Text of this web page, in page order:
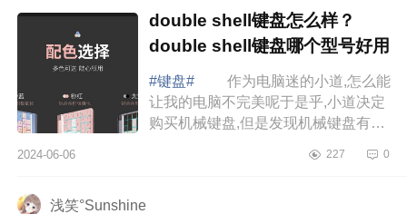
double shell键盘怎么样？
double shell键盘哪个型号好用
#键盘#
作为电脑迷的小道,怎么能
让我的电脑不完美呢于是乎,小道决定
购买机械键盘,但是发现机械键盘有好
己的机械键盘。下面小编为大家介绍
2024-06-06 227 0
浅笑°Sunshine